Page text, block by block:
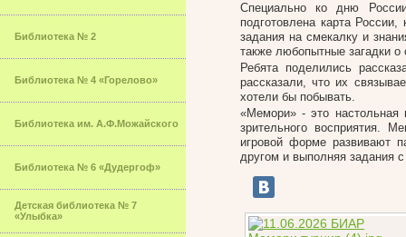
Библиотека № 2
Библиотека № 4 «Горелово»
Библиотека им. А.Ф.Можайского
Библиотека № 6 «Дудергоф»
Детская библиотека № 7
«Улыбка»
Специально ко дню
подготовлена карта
задания на смекалку и
также любопытные загадки
Ребята поделились
рассказали, что их
хотели бы побывать.
«Мемори» - это настольная
зрительного восприятия.
игровой форме развивают
другом и выполняя задания